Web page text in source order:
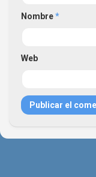
Nombre*
Web